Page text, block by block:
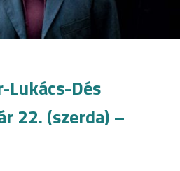
Lukács-Dés
22. (szerda) –